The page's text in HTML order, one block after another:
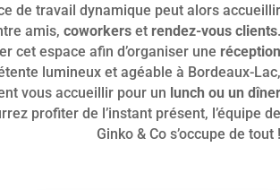
de travail dynamique peut alors accueillir
amis, coworkerset rendez-vous clients.
cet espace afin d’organiser une réception
lumineux et agéable à Bordeaux-Lac,
vous accueillir pour un lunch ou un dîner
profiter de l’instant présent, l’équipe de
Ginko & Co s’occupe de tout !